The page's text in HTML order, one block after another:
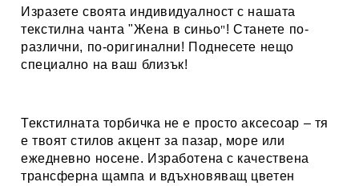
Изразете своята индивидуалност с нашата
текстилна чанта "Жена в синьо"! Станете по-
различни, по-оригинални! Поднесете нещо
специално на ваш близък!
Текстилната торбичка не е просто аксесоар – тя
е твоят стилов акцент за пазар, море или
ежедневно носене. Изработена с качествена
трансферна щампа и вдъхновяващ цветен